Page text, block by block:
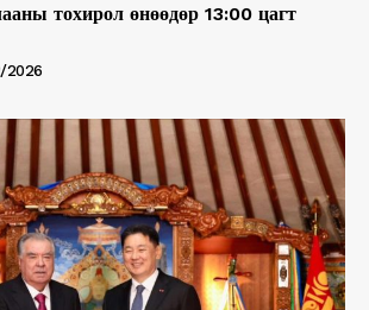
тохирол өнөөдөр 13:00 цагт
2026